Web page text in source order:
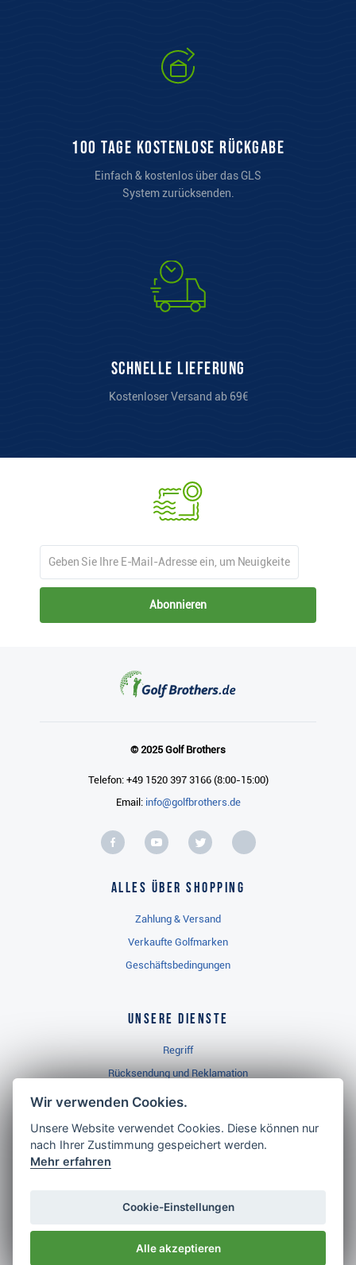
100 Tage kostenlose Rückgabe
Einfach & kostenlos über das GLS
System zurücksenden.
Schnelle Lieferung
Kostenloser Versand ab 69€
Abonnieren
© 2025 Golf Brothers
Telefon: +49 1520 397 3166 (8:00-15:00)
Email: info@golfbrothers.de
Alles über Shopping
Zahlung & Versand
Verkaufte Golfmarken
Geschäftsbedingungen
Unsere Dienste
Regriff
Rücksendung und Reklamation
Widerrufsbelehrung
Golf Brothers.de
Neuheiten
Impressum
Wir verwenden Cookies.
Unsere Website verwendet Cookies. Diese können nur
nach Ihrer Zustimmung gespeichert werden.
Mehr erfahren
Cookie-Einstellungen
Alle akzeptieren